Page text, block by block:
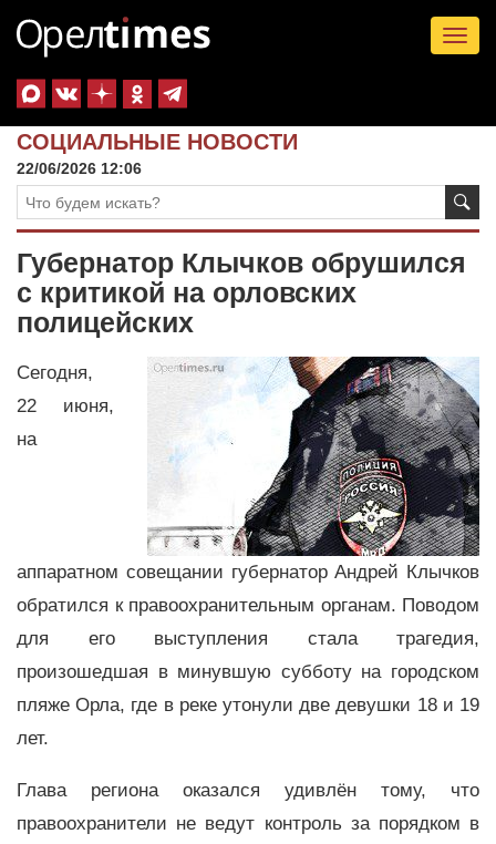
СОЦИАЛЬНЫЕ НОВОСТИ
22/06/2026 12:06
Губернатор Клычков обрушился
с критикой на орловских
полицейских
Сегодня,
22 июня,
на
аппаратном совещании губернатор Андрей Клычков
обратился к правоохранительным органам. Поводом
для его выступления стала трагедия,
произошедшая в минувшую субботу на городском
пляже Орла, где в реке утонули две девушки 18 и 19
лет.
Глава региона оказался удивлён тому, что
правоохранители не ведут контроль за порядком в